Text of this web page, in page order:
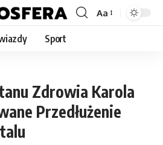
Font
Aa
Sport
Zdrowia Karola
Przedłużenie